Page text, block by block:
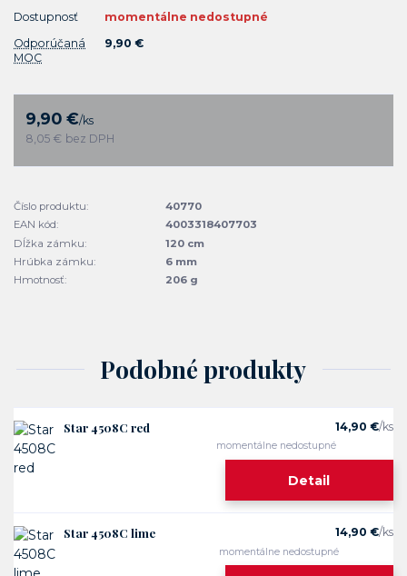
Dostupnosť
momentálne nedostupné
Odporúčaná
MOC
9,90 €
9,90 €/ks
8,05 € bez DPH
Číslo produktu:
40770
EAN kód:
4003318407703
Dĺžka zámku:
120 cm
Hrúbka zámku:
6 mm
Hmotnosť:
206 g
Podobné produkty
Star 4508C red 14,90 €/ks
momentálne nedostupné
Detail
Star 4508C lime 14,90 €/ks
momentálne nedostupné